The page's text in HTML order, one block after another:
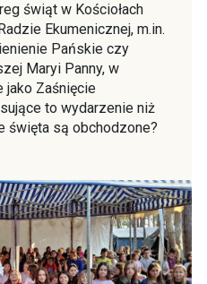
świąt w Kościołach
Ekumenicznej, m.in.
Pańskie czy
Maryi Panny, w
jako Zaśnięcie
to wydarzenie niż
święta są obchodzone?